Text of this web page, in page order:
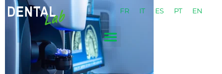
FR IT ES PT EN